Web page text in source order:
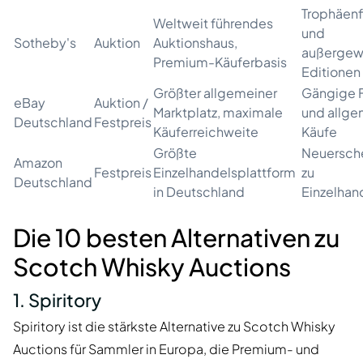
Sotheby's Auktion
Weltweit führendes
Auktionshaus,
Premium-Käuferbasis
und
Editionen
eBay
Deutschland
Auktion /
Festpreis
Größter allgemeiner
Marktplatz, maximale
Käuferreichweite
Gängige
und
Käufe
Amazon
Deutschland
Festpreis
Größte
Einzelhandelsplattform
in Deutschland
zu
Die 10 besten Alternativen zu
Scotch Whisky Auctions
1. Spiritory
Spiritory ist die stärkste Alternative zu Scotch Whisky
Auctions für Sammler in Europa, die Premium- und